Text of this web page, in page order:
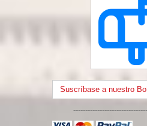
Suscríbase a nuestro